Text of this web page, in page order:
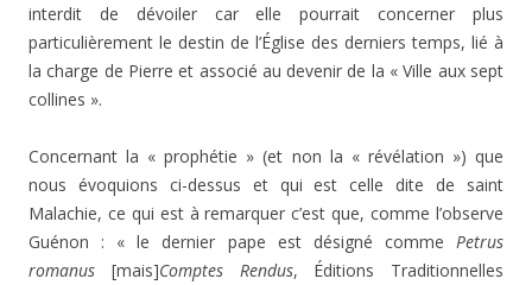
interdit de dévoiler car elle pourrait concerner plus
particulièrement le destin de l’Église des derniers temps, lié à
la charge de Pierre et associé au devenir de la « Ville aux sept
collines ».
Concernant la « prophétie » (et non la « révélation ») que
nous évoquions ci-dessus et qui est celle dite de saint
Malachie, ce qui est à remarquer c’est que, comme l’observe
Guénon : « le dernier pape est désigné comme Petrus
romanus [mais]Comptes Rendus, Éditions Traditionnelles